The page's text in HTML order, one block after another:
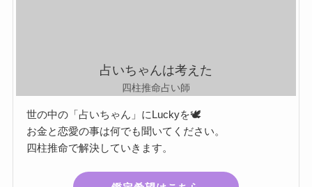
占いちゃんは考えた
四柱推命占い師
世の中の「占いちゃん」にLuckyを🕊️
お金と恋愛の事は何でも聞いてください。
四柱推命で解決していきます。